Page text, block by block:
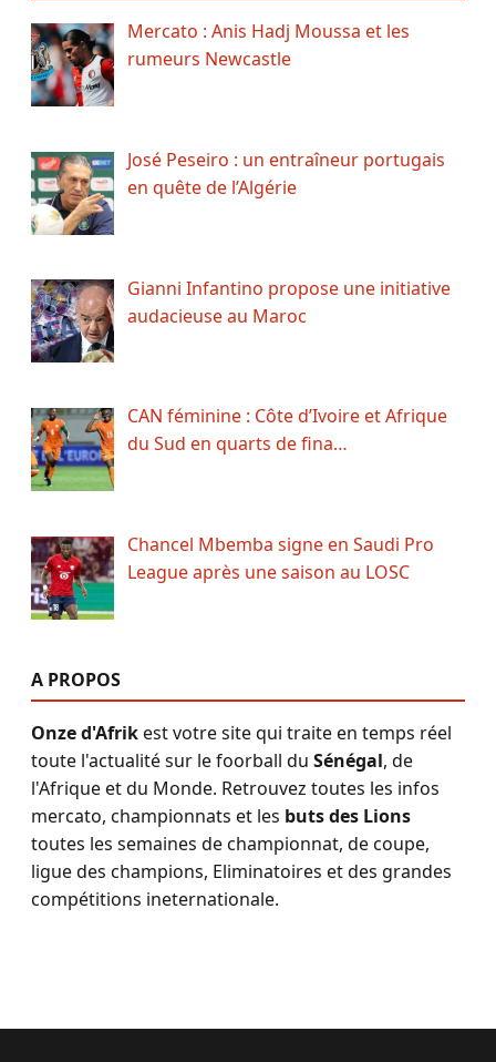
Mercato : Anis Hadj Moussa et les
rumeurs Newcastle
José Peseiro : un entraîneur portugais
en quête de l’Algérie
Gianni Infantino propose une initiative
audacieuse au Maroc
CAN féminine : Côte d’Ivoire et Afrique
du Sud en quarts de fina…
Chancel Mbemba signe en Saudi Pro
League après une saison au LOSC
A PROPOS
Onze d'Afrikest votre site qui traite en temps réel
toute l'actualité sur le foorball du Sénégal, de
l'Afrique et du Monde. Retrouvez toutes les infos
mercato, championnats et les buts des Lions
toutes les semaines de championnat, de coupe,
ligue des champions, Eliminatoires et des grandes
compétitions ineternationale.